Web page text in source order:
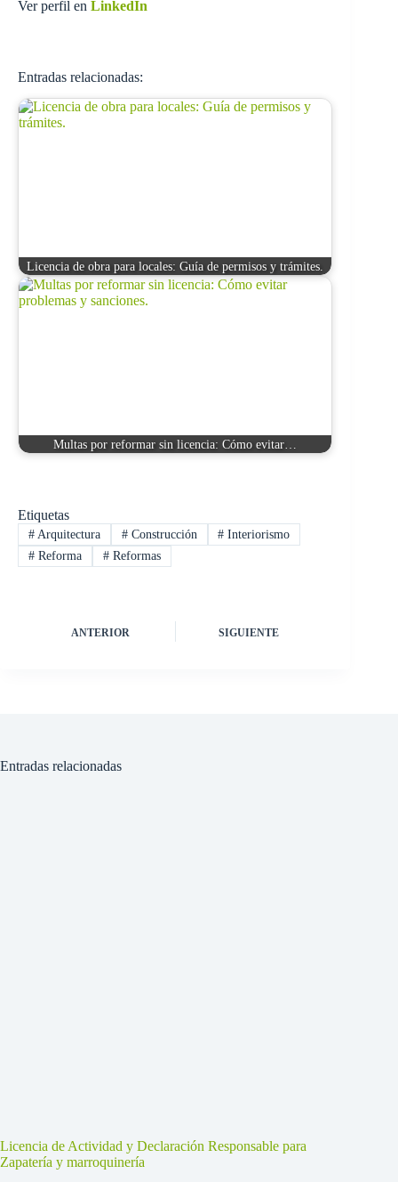
Ver perfil en LinkedIn
Entradas relacionadas:
Licencia de obra para locales: Guía de permisos y trámites.
Multas por reformar sin licencia: Cómo evitar…
Etiquetas
#Arquitectura #Construcción # Interiorismo
#Reforma #Reformas
ANTERIOR SIGUIENTE
Entradas relacionadas
Licencia de Actividad y Declaración Responsable para
Zapatería y marroquinería